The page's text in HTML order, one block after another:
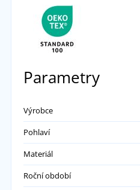
Perfektní kšiltovka na léto
přidáno 24.07.2025
Parametry
Výrobce
Pohlaví
Materiál
Roční období